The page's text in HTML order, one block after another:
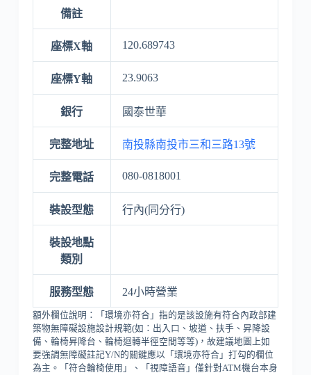
備註
座標X軸 120.689743
座標Y軸 23.9063
銀行 國泰世華
完整地址 南投縣南投市三和三路13號
完整電話 080-0818001
裝設型態 行內(同分行)
裝設地點
類別
服務型態 24小時營業
額外欄位說明：「環境亦符合」指的是該設施有符合內政部建
築物無障礙設施設計規範(如：出入口、坡道、扶手、昇降設
備、輪椅昇降台、輪椅迴轉半徑空間等等)，故建議地圖上如
要強調無障礙註記Y/N的關鍵應以「環境亦符合」打勾的欄位
為主。「符合輪椅使用」、「視障語音」僅針對ATM機台本身